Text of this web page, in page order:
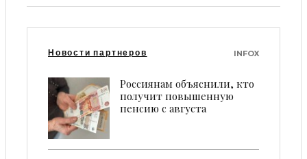
Новости партнеров INFOX
Россиянам объяснили, кто
получит повышенную
пенсию с августа